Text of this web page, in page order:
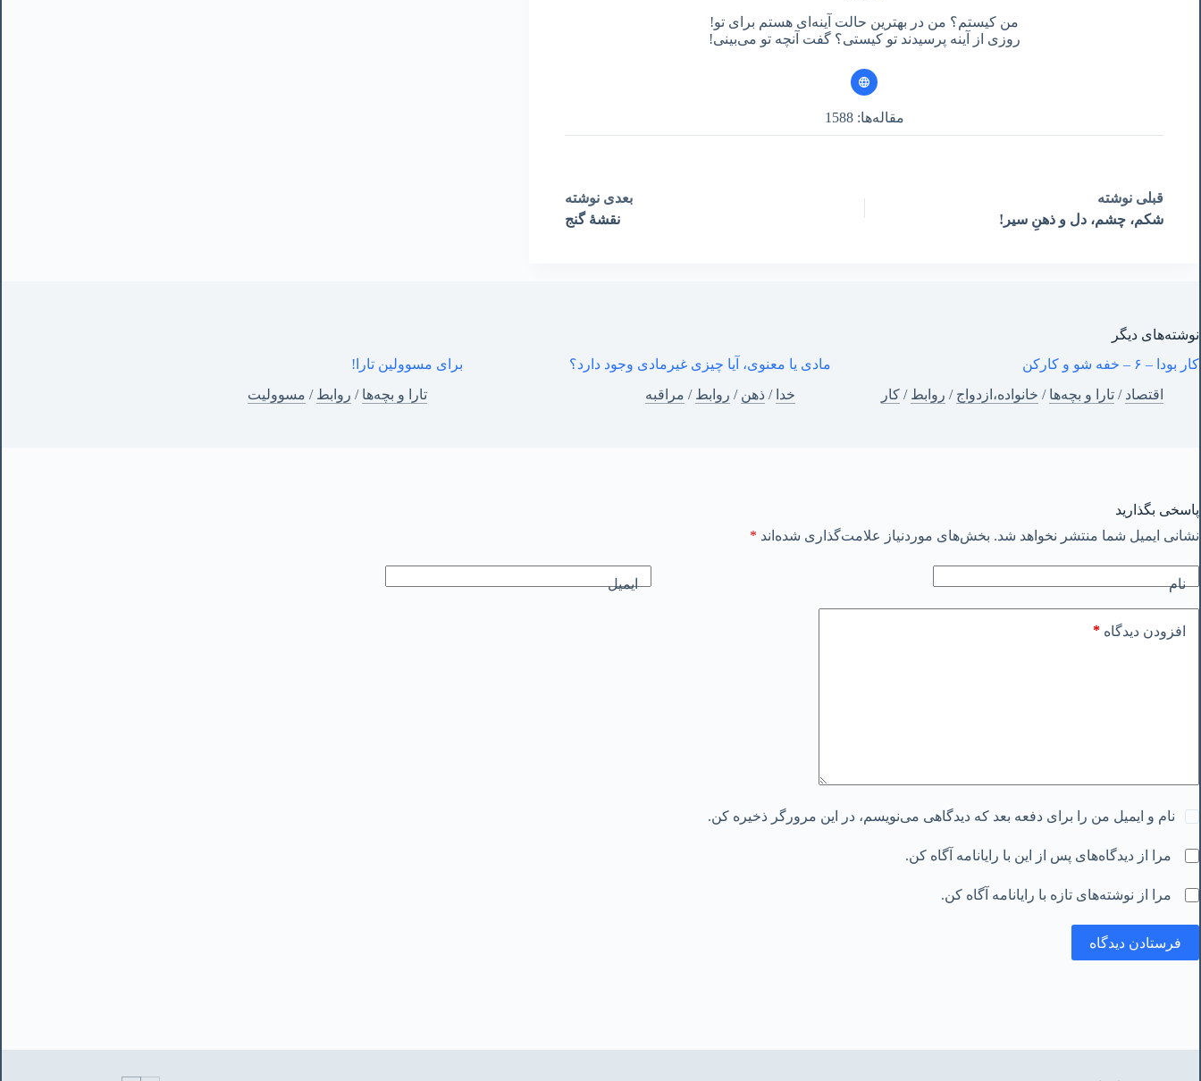
من کیستم؟ من در بهترین حالت آینه‌ای هستم برای تو!
روزی از آینه پرسیدند تو کیستی؟ گفت آنچه تو می‌بینی!
مقاله‌ها: 1588
قبلی نوشته
شکم، چشم، دل و ذهنِ سیر!
بعدی نوشته
نقشۀ گنج
نوشته‌های‌ دیگر
کار بودا – ۶ – خفه شو و کارکن
اقتصاد / تارا و بچه‌ها / خانواده،ازدواج / روابط / کار
مادی یا معنوی، آیا چیزی غیرمادی وجود دارد؟
خدا / ذهن / روابط / مراقبه
برای مسوولین تارا!
تارا و بچه‌ها / روابط / مسوولیت
پاسخی بگذارید
نشانی ایمیل شما منتشر نخواهد شد. بخش‌های موردنیاز علامت‌گذاری شده‌اند *
نام ایمیل
افزودن دیدگاه *
نام و ایمیل من را برای دفعه بعد که دیدگاهی می‌نویسم، در این مرورگر ذخیره کن.
مرا از دیدگاه‌های پس از این با رایانامه آگاه کن.
مرا از نوشته‌های تازه با رایانامه آگاه کن.
فرستادن دیدگاه